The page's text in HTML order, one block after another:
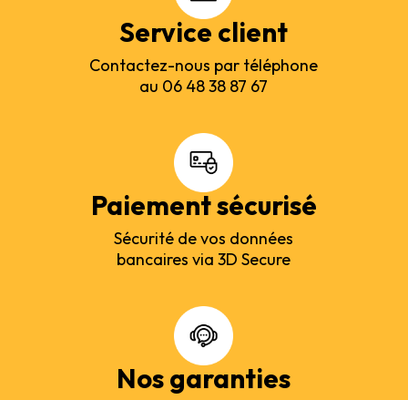
Service client
Contactez-nous par téléphone
au 06 48 38 87 67
Paiement sécurisé
Sécurité de vos données
bancaires via 3D Secure
Nos garanties